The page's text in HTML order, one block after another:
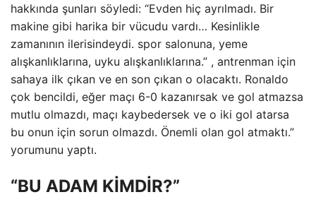
hakkında şunları söyledi: “Evden hiç ayrılmadı. Bir
makine gibi harika bir vücudu vardı… Kesinlikle
zamanının ilerisindeydi. spor salonuna, yeme
alışkanlıklarına, uyku alışkanlıklarına.” , antrenman için
sahaya ilk çıkan ve en son çıkan o olacaktı. Ronaldo
çok bencildi, eğer maçı 6-0 kazanırsak ve gol atmazsa
mutlu olmazdı, maçı kaybedersek ve o iki gol atarsa ​​
bu onun için sorun olmazdı. Önemli olan gol atmaktı.”
yorumunu yaptı.
“BU ADAM KİMDİR?”